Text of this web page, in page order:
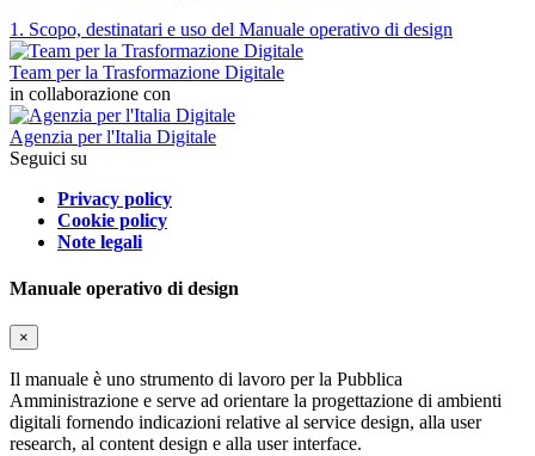
1. Scopo, destinatari e uso del Manuale operativo di design
Team per la Trasformazione Digitale
in collaborazione con
Agenzia per l'Italia Digitale
Seguici su
Privacy policy
Cookie policy
Note legali
Manuale operativo di design
×
Il manuale è uno strumento di lavoro per la Pubblica
Amministrazione e serve ad orientare la progettazione di ambienti
digitali fornendo indicazioni relative al service design, alla user
research, al content design e alla user interface.